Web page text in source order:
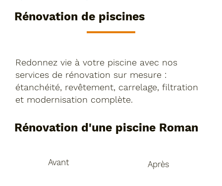
Rénovation de piscines
Redonnez vie à votre piscine avec nos
services de rénovation sur mesure :
étanchéité, revêtement, carrelage, filtration
et modernisation complète.
Rénovation d'une piscine Roman
Avant Après